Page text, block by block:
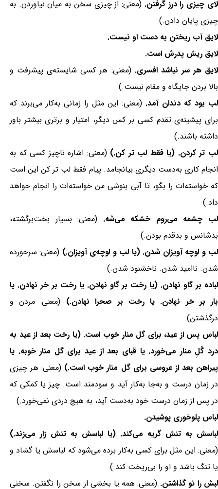
لای چیزی را درز گرفتن. (معنی: از چیزی سخن به میان نیاوردن. به
چیزی پایان دادن.)
لایق آب ریختن به دست او نیست.
لایق ریش پدرش است.
لایق هر سر نباشد افسری. (معنی: هر کسی شایسته‌ی پیشرفت و
بالا بردن جایگاه و مقام نیست.)
لب بود که دندان آمد. (معنی: این مثل را زمانی به‌کار می‌برند که
برای پیشینه‌ی تقدم کسی بر کس دیگر، امتیار و برتری بیشتر باور
داشته باشند.)
لب تر کردن. (یا فقط لب تر کن.) (معنی: اشاره ناچیز کسی که به
انجام کاری به‌دست دیگری بیانجامد. پیام فقط لب تر کن این است
که خواسته‌ات را بگو، تا آبی بنوشی من خواسته‌ات را انجام خواهد
داد.)
لب چشمه می‌روم خشکه می‌شه. (معنی: بسیار بخت‌برگشته،
بدشانس و بدقدم بودن.)
لب و لوچه آویزان شدن. (یا لب و لوچه‌ی آویزان.) (معنی: سرخورده
شدن. ناامید شدن. ناخشنود شدن.)
لباده بر گاو نهادن. (یا رخت بر گاو نهادن. یا رخت بر خر نهادن. یا
بار بر خر نهادن. یا رخت بر صحرا نهادن.) (معنی: مردن و
درگذشتن)
لباس پس از عید، برای گل منار خوب است. (یا رخت بعد از عید به
درد گَلِ منار می‌خورد. یا قبای بعد از عید برای گل منار خوبه. یا
پیراهن بعد از عروسی برای گل منار خوب است.) (معنی: هر چیزی
در زمان درست و به‌جا به‌کار آید و سودمند است. چیز یا کمکی که
در پس از زمان درست خود به‌دست آید، به هیچ دردی نمی‌خورد.)
لباس پلوخوری پوشیدن.
لباسش به تنش گریه می‌کند. (یا لباسش به تنش زار می‌زند.)
(معنی: این مثل برای کسی به‌کار برده می‌شود که لباسش یا گشاد و
یا تنگ باشد و او را بی‌ریخت کند.)
لبش را تو گذاشتن. (معنی: همه یا بخشی از سخن را نگفتن. سخنی